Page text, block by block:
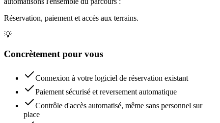
Réservation, paiement et accès aux terrains.
💡
Concrètement pour vous
Connexion à votre logiciel de réservation existant
Paiement sécurisé et reversement automatique
Contrôle d'accès automatisé, même sans personnel sur
place